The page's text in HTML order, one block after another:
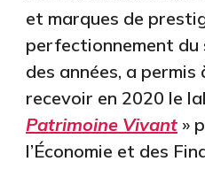
et marques de
perfectionnement
des années, a permis
recevoir en 2020 le
Patrimoine Vivant »
l’Économie et des